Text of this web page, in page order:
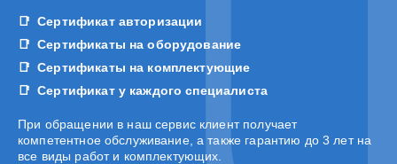
Сертификат авторизации
Сертификаты на оборудование
Сертификаты на комплектующие
Сертификат у каждого специалиста
При обращении в наш сервис клиент получает
компетентное обслуживание, а также гарантию до 3 лет на
все виды работ и комплектующих.